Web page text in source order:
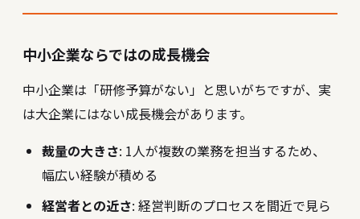
中小企業ならではの成長機会
中小企業は「研修予算がない」と思いがちですが、実
は大企業にはない成長機会があります。
裁量の大きさ: 1人が複数の業務を担当するため、
幅広い経験が積める
経営者との近さ: 経営判断のプロセスを間近で見ら